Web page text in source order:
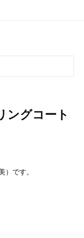
ングコート
）です。